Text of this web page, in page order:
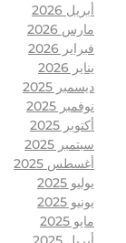
أبريل 2026
مارس 2026
فبراير 2026
يناير 2026
ديسمبر 2025
نوفمبر 2025
أكتوبر 2025
سبتمبر 2025
أغسطس 2025
يوليو 2025
يونيو 2025
مايو 2025